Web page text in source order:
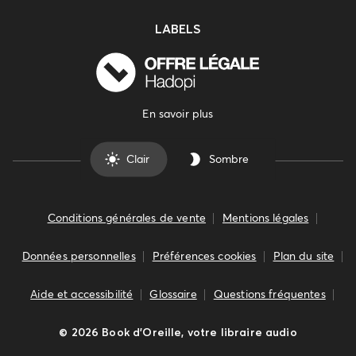
LABELS
En savoir plus
Clair Sombre
Conditions générales de vente Mentions légales
Données personnelles Préférences cookies Plan du site
Aide et accessibilité Glossaire Questions fréquentes
© 2026 Book d’Oreille, votre libraire audio